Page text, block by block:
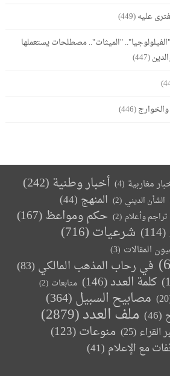
عليه(449)
"الميثات".. مصطلحات يستعملها
(447)
(446)
مغاربية (4) أخبار وطنية(242)
الشأن الديني (2) المنهج (44)
تراجم وأعلام (2) حكم ومواعظ(167)
(114) شرعيات(716)
المقالات (3)
في رحاب المذهب المالكي (83)
كلمة العدد(146) متابعات (2)
مصابيح السبيل(364)
(46) ملف العدد(2879)
القراء(25) منوعات(123)
مع الإعلام (41)